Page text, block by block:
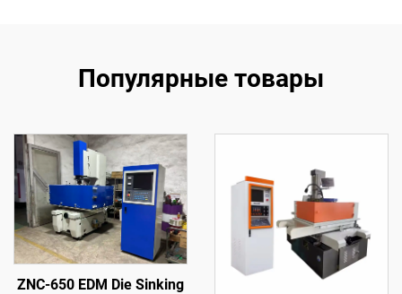
Популярные товары
ZNC-650 EDM Die Sinking